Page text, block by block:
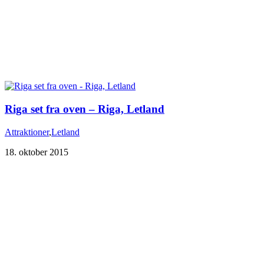
Riga set fra oven – Riga, Letland
Attraktioner,Letland
18. oktober 2015